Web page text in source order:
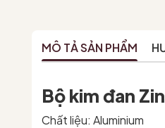
MÔ TẢ SẢN PHẨM
Bộ kim đan
Chất liệu: Aluminium